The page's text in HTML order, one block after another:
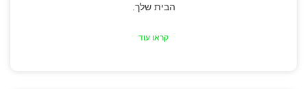
הבית שלך.
קראו עוד